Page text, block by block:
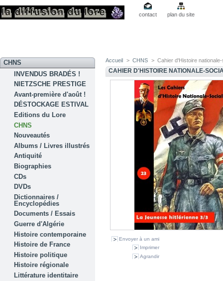
contact plan du site
CHNS
INVENDUS BRADÉS !
NIETZSCHE PRESTIGE
Avant-première d'août !
DÉSTOCKAGE ESTIVAL
Editions du Lore
CHNS
Nouveautés
Albums / Livres illustrés
Antiquité
Biographies
CDs
DVDs
Dictionnaires /
Encyclopédies
Documents / Essais
Guerre d'Algérie
Histoire contemporaine
Histoire de France
Histoire politique
Histoire régionale
Littérature identitaire
Accueil > CHNS > Cahier d'Histoire
CAHIER D'HISTOIRE NATIONALE-
Envoyer à un ami
Imprimer
Agrandir